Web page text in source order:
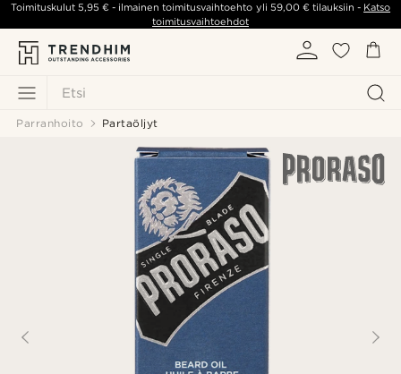
Etsi
Toimituskulut5,95 € - ilmainen toimitusvaihtoehto yli 59,00 €tilauksiin - Katso
toimitusvaihtoehdot
Parranhoito Partaöljyt